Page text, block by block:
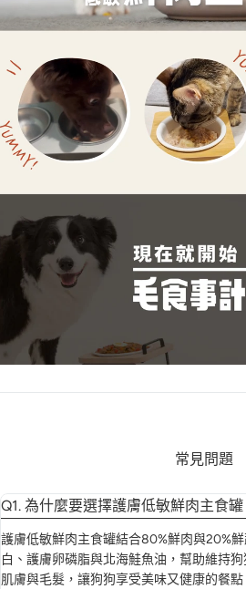
常見問題
Q1. 為什麼要選擇護膚低敏鮮肉主食罐
護膚低敏鮮肉主食罐結合80%鮮肉與20%
白、護膚卵磷脂與北海鮭魚油，幫助維持
肌膚與毛髮，讓狗狗享受美味又健康的餐點